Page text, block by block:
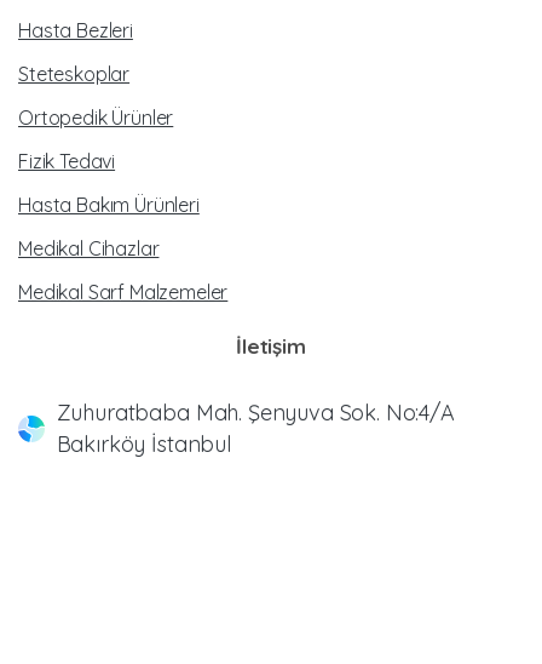
Hasta Bezleri
Steteskoplar
Ortopedik Ürünler
Fizik Tedavi
Hasta Bakım Ürünleri
Medikal Cihazlar
Medikal Sarf Malzemeler
İletişim
Zuhuratbaba Mah. Şenyuva Sok. No:4/A
Bakırköy İstanbul